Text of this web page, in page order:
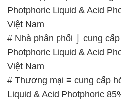
Photphoric Liquid & Acid
Việt Nam
# Nhà phân phối ⌡ cung
Photphoric Liquid & Acid
Việt Nam
# Thương mại ≡ cung cấp
Liquid & Acid Photphoric